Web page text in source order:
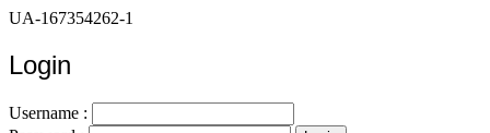
UA-167354262-1
Login
Username :